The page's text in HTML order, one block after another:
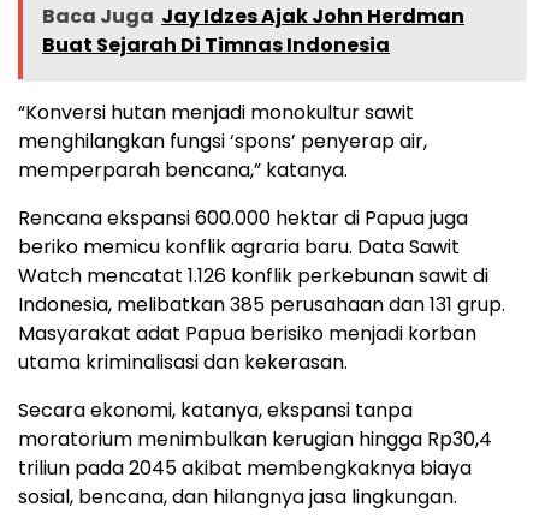
Baca Juga Jay Idzes Ajak John Herdman
Buat Sejarah Di Timnas Indonesia
“Konversi hutan menjadi monokultur sawit
menghilangkan fungsi ‘spons’ penyerap air,
memperparah bencana,” katanya.
Rencana ekspansi 600.000 hektar di Papua juga
beriko memicu konflik agraria baru. Data Sawit
Watch mencatat 1.126 konflik perkebunan sawit di
Indonesia, melibatkan 385 perusahaan dan 131 grup.
Masyarakat adat Papua berisiko menjadi korban
utama kriminalisasi dan kekerasan.
Secara ekonomi, katanya, ekspansi tanpa
moratorium menimbulkan kerugian hingga Rp30,4
triliun pada 2045 akibat membengkaknya biaya
sosial, bencana, dan hilangnya jasa lingkungan.